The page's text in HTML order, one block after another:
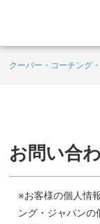
クーバー・コーチング
お問い合
※お客様の個人情
ング・ジャパンの